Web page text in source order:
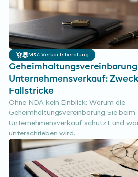
M&A Verkaufsberatung
Unternehmensverkauf:
Fallstricke
Ohne NDA kein Einblick: Warum die
Geheimhaltungsvereinbarung Sie beim
Unternehmensverkauf schützt und
unterschrieben wird.